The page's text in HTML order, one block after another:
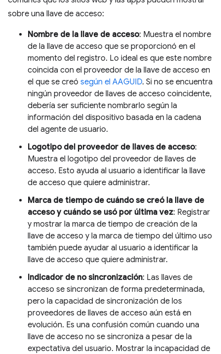
sobre una llave de acceso:
Nombre de la llave de acceso: Muestra el nombre
de la llave de acceso que se proporcionó en el
momento del registro. Lo ideal es que este nombre
coincida con el proveedor de la llave de acceso en
el que se creó según el AAGUID. Si no se encuentra
ningún proveedor de llaves de acceso coincidente,
debería ser suficiente nombrarlo según la
información del dispositivo basada en la cadena
del agente de usuario.
Logotipo del proveedor de llaves de acceso:
Muestra el logotipo del proveedor de llaves de
acceso. Esto ayuda al usuario a identificar la llave
de acceso que quiere administrar.
Marca de tiempo de cuándo se creó la llave de
acceso y cuándo se usó por última vez: Registrar
y mostrar la marca de tiempo de creación de la
llave de acceso y la marca de tiempo del último uso
también puede ayudar al usuario a identificar la
llave de acceso que quiere administrar.
Indicador de no sincronización: Las llaves de
acceso se sincronizan de forma predeterminada,
pero la capacidad de sincronización de los
proveedores de llaves de acceso aún está en
evolución. Es una confusión común cuando una
llave de acceso no se sincroniza a pesar de la
expectativa del usuario. Mostrar la incapacidad de